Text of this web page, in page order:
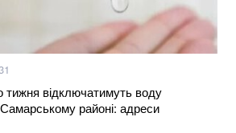
тижня відключатимуть воду
районі: адреси